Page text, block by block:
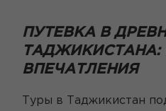
ПУТЕВКА В
ТАДЖИКИСТАНА:
ВПЕЧАТЛЕНИЯ
Туры в Таджикистан